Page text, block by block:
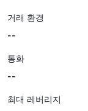
거래 환경
--
통화
--
최대 레버리지